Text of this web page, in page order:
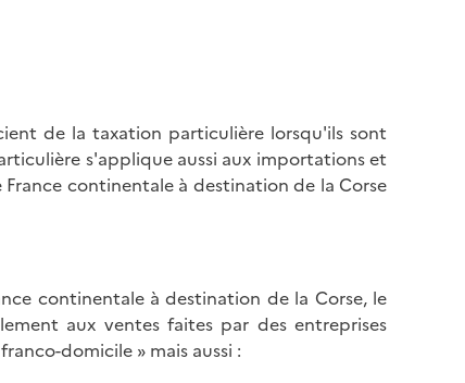
de la taxation particulière lorsqu'ils sont
s'applique aussi aux importations et
continentale à destination de la Corse
continentale à destination de la Corse, le
aux ventes faites par des entreprises
domicile » mais aussi :